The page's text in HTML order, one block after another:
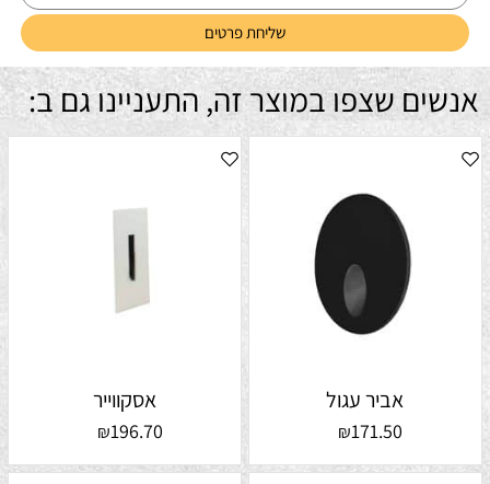
אנשים שצפו במוצר זה, התעניינו גם ב:
אביר עגול
₪171.50
אסקווייר
₪196.70